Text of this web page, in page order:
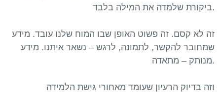
ביקורת שלמדה את המילה בלבד.
זה לא קסם. זה פשוט האופן שבו המוח שלנו עובד. מידע
שמחובר להקשר, לתמונה, לרגש – נשאר איתנו. מידע
מנותק – מתאדה.
וזה בדיוק הרעיון שעומד מאחורי גישת הלמידה